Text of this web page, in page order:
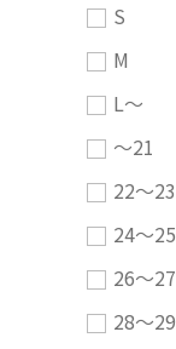
S
M
L～
～21
22～23
24～25
26～27
28～29